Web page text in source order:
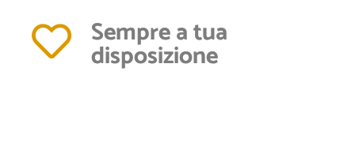
Sempre a tua
disposizione